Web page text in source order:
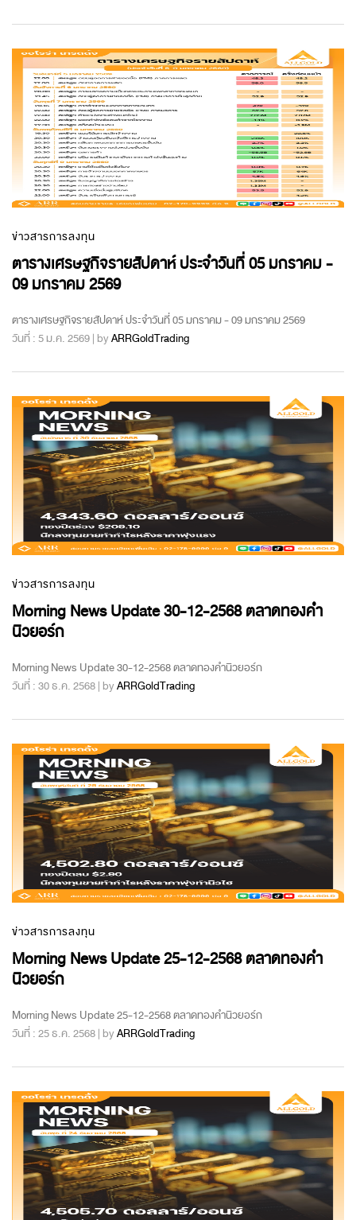
ข่าวสารการลงทุน
ตารางเศรษฐกิจรายสัปดาห์ ประจำวันที่ 05 มกราคม -
09 มกราคม 2569
ตารางเศรษฐกิจรายสัปดาห์ ประจำวันที่ 05 มกราคม - 09 มกราคม 2569
วันที่ : 5 ม.ค. 2569 | byARRGoldTrading
ข่าวสารการลงทุน
Morning News Update 30-12-2568 ตลาดทองคำ
นิวยอร์ก
Morning News Update 30-12-2568 ตลาดทองคำนิวยอร์ก
วันที่ : 30 ธ.ค. 2568 | byARRGoldTrading
ข่าวสารการลงทุน
Morning News Update 25-12-2568 ตลาดทองคำ
นิวยอร์ก
Morning News Update 25-12-2568 ตลาดทองคำนิวยอร์ก
วันที่ : 25 ธ.ค. 2568 | byARRGoldTrading